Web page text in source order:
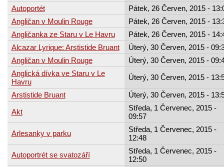
Autoportét
Pátek, 26 Červen, 2015 -
Angličan v Moulin Rouge
Pátek, 26 Červen, 2015 -
Angličanka ze Staru v Le Havru
Pátek, 26 Červen, 2015 -
Alcazar Lyrique: Arstistide Bruant
Úterý, 30 Červen, 2015 -
Angličan v Moulin Rouge
Úterý, 30 Červen, 2015 -
Anglická dívka ve Staru v Le
Havru
Úterý, 30 Červen, 2015 -
Arstistide Bruant
Úterý, 30 Červen, 2015 -
Akt
Středa, 1 Červenec, 2015 -
09:57
Arlesanky v parku
Středa, 1 Červenec, 2015 -
12:48
Autoportrét se svatozáří
Středa, 1 Červenec, 2015 -
12:50